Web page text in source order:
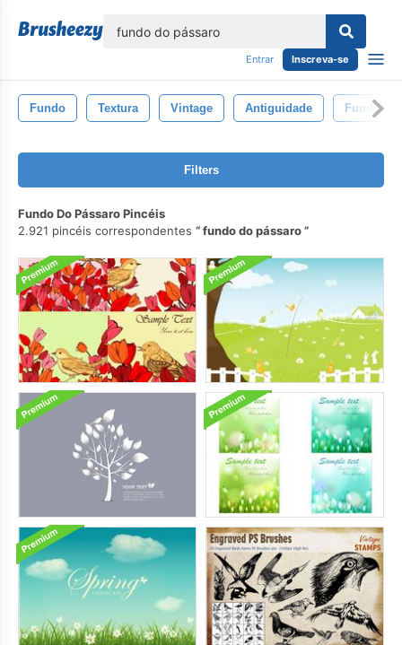
Entrar Inscreva-se
Fundo Textura Vintage Antiguidade Fundos
Filters
Fundo Do Pássaro Pincéis
2.921 pincéis correspondentes
fundo do pássaro